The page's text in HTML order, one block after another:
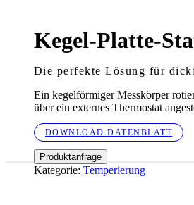
Kegel-Platte-
Die perfekte Lösung für
Ein kegelförmiger Messkörper
über ein externes Thermostat
DOWNLOAD DATENBLATT
Produktanfrage
Kategorie: Temperierung